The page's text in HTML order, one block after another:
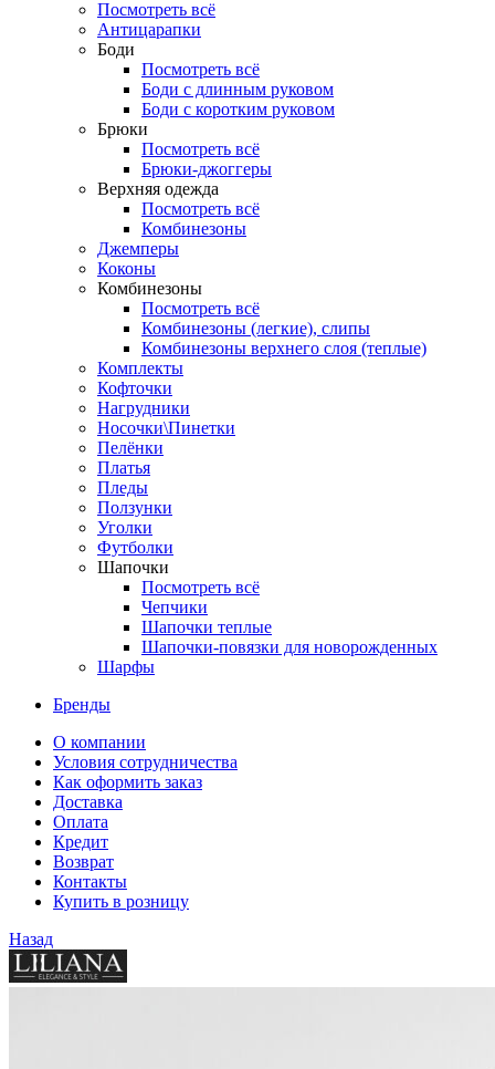
Посмотреть всё
Антицарапки
Боди
Посмотреть всё
Боди с длинным руковом
Боди с коротким руковом
Брюки
Посмотреть всё
Брюки-джоггеры
Верхняя одежда
Посмотреть всё
Комбинезоны
Джемперы
Коконы
Комбинезоны
Посмотреть всё
Комбинезоны (легкие), слипы
Комбинезоны верхнего слоя (теплые)
Комплекты
Кофточки
Нагрудники
Носочки\Пинетки
Пелёнки
Платья
Пледы
Ползунки
Уголки
Футболки
Шапочки
Посмотреть всё
Чепчики
Шапочки теплые
Шапочки-повязки для новорожденных
Шарфы
Бренды
О компании
Условия сотрудничества
Как оформить заказ
Доставка
Оплата
Кредит
Возврат
Контакты
Купить в розницу
Назад